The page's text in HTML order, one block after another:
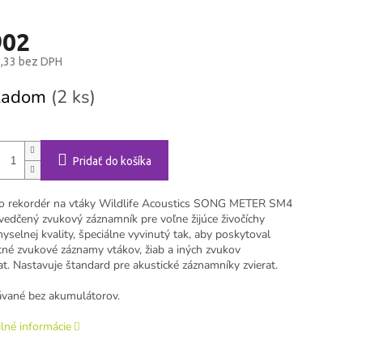
bez DPH
(2 ks)
Pridať do košíka
rekordér na vtáky Wildlife Acoustics SONG METER SM4
zvukový záznamník pre voľne žijúce živočíchy
kvality, špeciálne vyvinutý tak, aby poskytoval
zvukové záznamy vtákov, žiab a iných zvukov
Nastavuje štandard pre akustické záznamníky zvierat.
bez akumulátorov.
informácie